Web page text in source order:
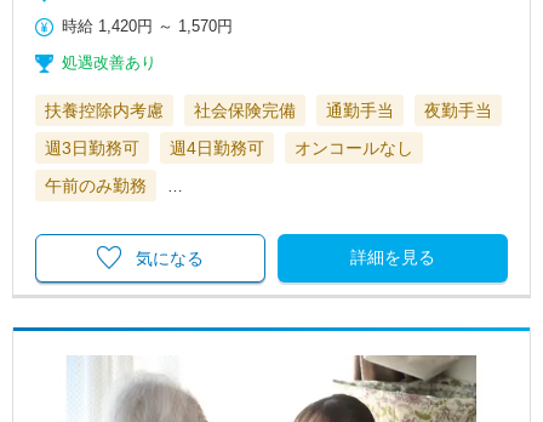
時給 1,420円 ～ 1,570円
処遇改善あり
扶養控除内考慮 社会保険完備 通勤手当
夜勤手当
週3日勤務可
週4日勤務可
オンコールなし
午前のみ勤務
詳細を見る
気になる